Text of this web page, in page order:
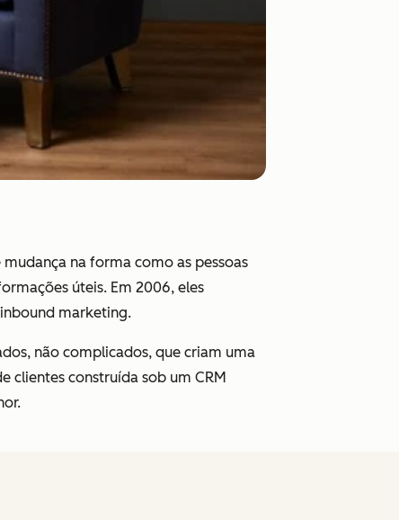
na forma como as pessoas
úteis. Em 2006, eles
marketing.
não complicados, que criam uma
clientes construída sob um CRM